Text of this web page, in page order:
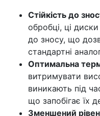
Стійкість до
обробці, ці
до зносу, що
стандартні
Оптимальна
витримувати
виникають під
що запобігає їх
Зменшений